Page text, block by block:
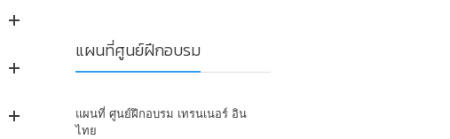
แผนที่ศูนย์ฝึกอบรม
แผนที่ ศูนย์ฝึกอบรม เทรนเนอร์ อิน
ไทย